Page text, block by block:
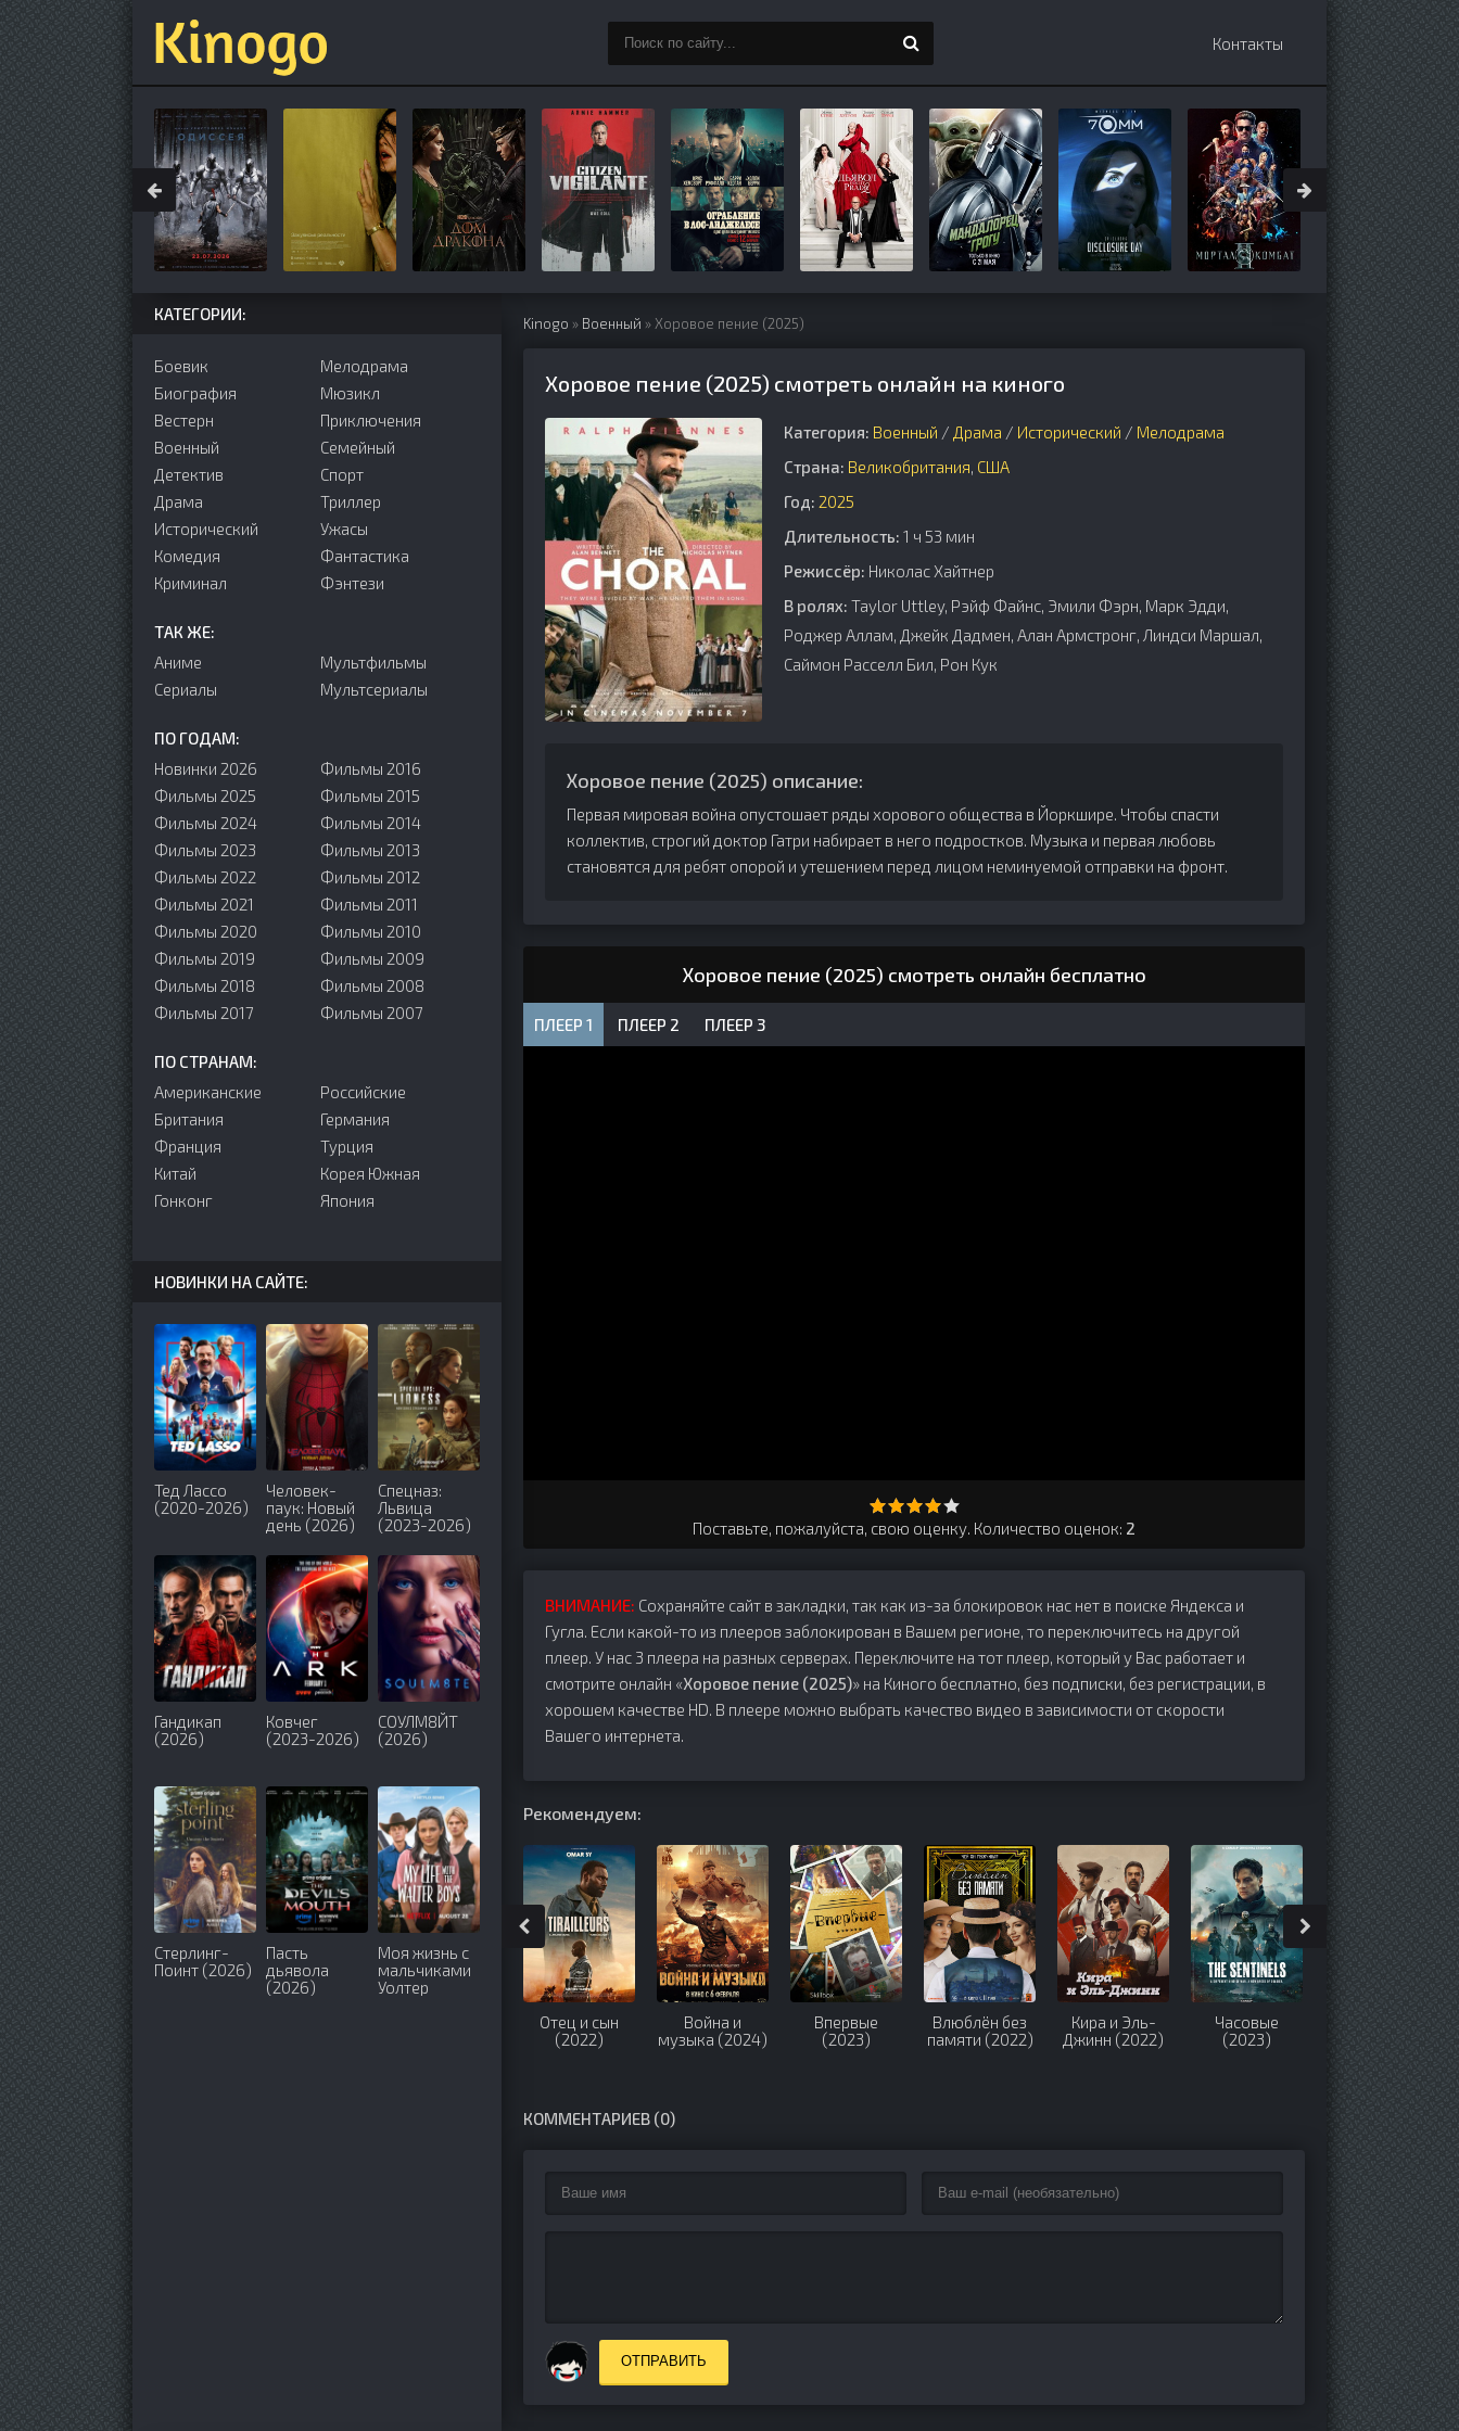
Контакты
Kinogo » Военный » Хоровое пение (2025)
Хоровое пение (2025) смотреть онлайн на киного
Категория: Военный / Драма / Исторический / Мелодрама
Страна: Великобритания, США
Год: 2025
Длительность: 1 ч 53 мин
Режиссёр: Николас Хайтнер
В ролях: Taylor Uttley, Рэйф Файнс, Эмили Фэрн, Марк Эдди,
Роджер Аллам, Джейк Дадмен, Алан Армстронг, Линдси Маршал,
Саймон Расселл Бил, Рон Кук
Хоровое пение (2025) описание:
Первая мировая война опустошает ряды хорового общества в Йоркшире. Чтобы спасти
коллектив, строгий доктор Гатри набирает в него подростков. Музыка и первая любовь
становятся для ребят опорой и утешением перед лицом неминуемой отправки на фронт.
Хоровое пение (2025) смотреть онлайн бесплатно
ПЛЕЕР 1 ПЛЕЕР 2 ПЛЕЕР 3
Поставьте, пожалуйста, свою оценку. Количество оценок: 2
ВНИМАНИЕ: Сохраняйте сайт в закладки, так как из-за блокировок нас нет в поиске Яндекса и
Гугла. Если какой-то из плееров заблокирован в Вашем регионе, то переключитесь на другой
плеер. У нас 3 плеера на разных серверах. Переключите на тот плеер, который у Вас работает и
смотрите онлайн «Хоровое пение (2025)» на Киного бесплатно, без подписки, без регистрации, в
хорошем качестве HD. В плеере можно выбрать качество видео в зависимости от скорости
Вашего интернета.
Рекомендуем:
Отец и сын
(2022)
Война и
музыка (2024)
Впервые
(2023)
Влюблён без
памяти (2022)
Кира и Эль-
Джинн (2022)
Часовые
(2023)
Во-первых,
ради любви
(2025)
КОММЕНТАРИЕВ (0)
ОТПРАВИТЬ
КАТЕГОРИИ:
Боевик
Биография
Вестерн
Военный
Детектив
Драма
Исторический
Комедия
Криминал
Мелодрама
Мюзикл
Приключения
Семейный
Cпорт
Триллер
Ужасы
Фантастика
Фэнтези
ТАК ЖЕ:
Аниме
Сериалы
Мультфильмы
Мультсериалы
ПО ГОДАМ:
Новинки 2026
Фильмы 2025
Фильмы 2024
Фильмы 2023
Фильмы 2022
Фильмы 2021
Фильмы 2020
Фильмы 2019
Фильмы 2018
Фильмы 2017
Фильмы 2016
Фильмы 2015
Фильмы 2014
Фильмы 2013
Фильмы 2012
Фильмы 2011
Фильмы 2010
Фильмы 2009
Фильмы 2008
Фильмы 2007
ПО СТРАНАМ:
Американские
Британия
Франция
Китай
Гонконг
Российские
Германия
Турция
Корея Южная
Япония
НОВИНКИ НА САЙТЕ:
Тед Лассо
(2020-2026)
Человек-
паук: Новый
день (2026)
Спецназ:
Львица
(2023-2026)
Гандикап
(2026)
Ковчег
(2023-2026)
СОУЛМ8ЙТ
(2026)
Стерлинг-
Поинт (2026)
Пасть
дьявола
(2026)
Моя жизнь с
мальчиками
Уолтер